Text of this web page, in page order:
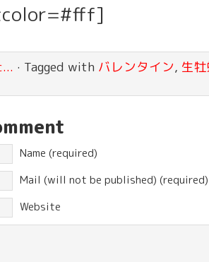
· Tagged with バレンタイン, 生
Name (required)
Mail (will not be published) (required)
Website